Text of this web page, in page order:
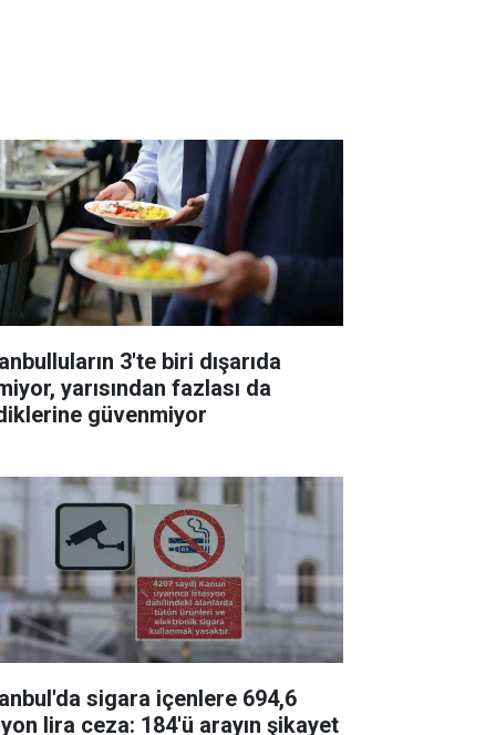
3'te biri dışarıda
yarısından fazlası da
güvenmiyor
sigara içenlere 694,6
lira ceza: 184'ü arayın şikayet